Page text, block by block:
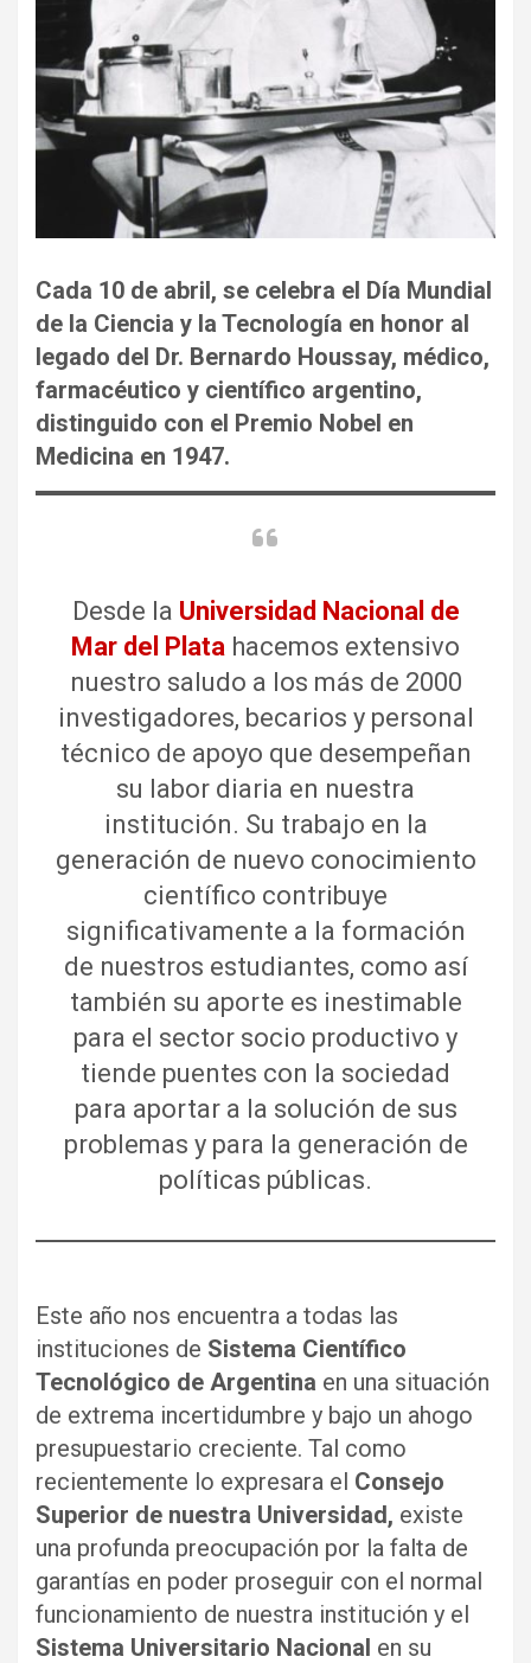
Cada 10 de abril, se celebra el Día Mundial
de la Ciencia y la Tecnología en honor al
legado del Dr. Bernardo Houssay, médico,
farmacéutico y científico argentino,
distinguido con el Premio Nobel en
Medicina en 1947.
Desde la Universidad Nacional de
Mar del Plata hacemos extensivo
nuestro saludo a los más de 2000
investigadores, becarios y personal
técnico de apoyo que desempeñan
su labor diaria en nuestra
institución. Su trabajo en la
generación de nuevo conocimiento
científico contribuye
significativamente a la formación
de nuestros estudiantes, como así
también su aporte es inestimable
para el sector socio productivo y
tiende puentes con la sociedad
para aportar a la solución de sus
problemas y para la generación de
políticas públicas.
Este año nos encuentra a todas las
instituciones de Sistema Científico
Tecnológico de Argentina en una situación
de extrema incertidumbre y bajo un ahogo
presupuestario creciente. Tal como
recientemente lo expresara el Consejo
Superior de nuestra Universidad, existe
una profunda preocupación por la falta de
garantías en poder proseguir con el normal
funcionamiento de nuestra institución y el
Sistema Universitario Nacional en su